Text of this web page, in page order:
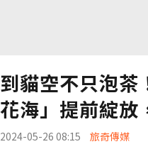
到貓空不只泡茶
花海」提前綻放
2024-05-26 08:15 旅奇傳媒